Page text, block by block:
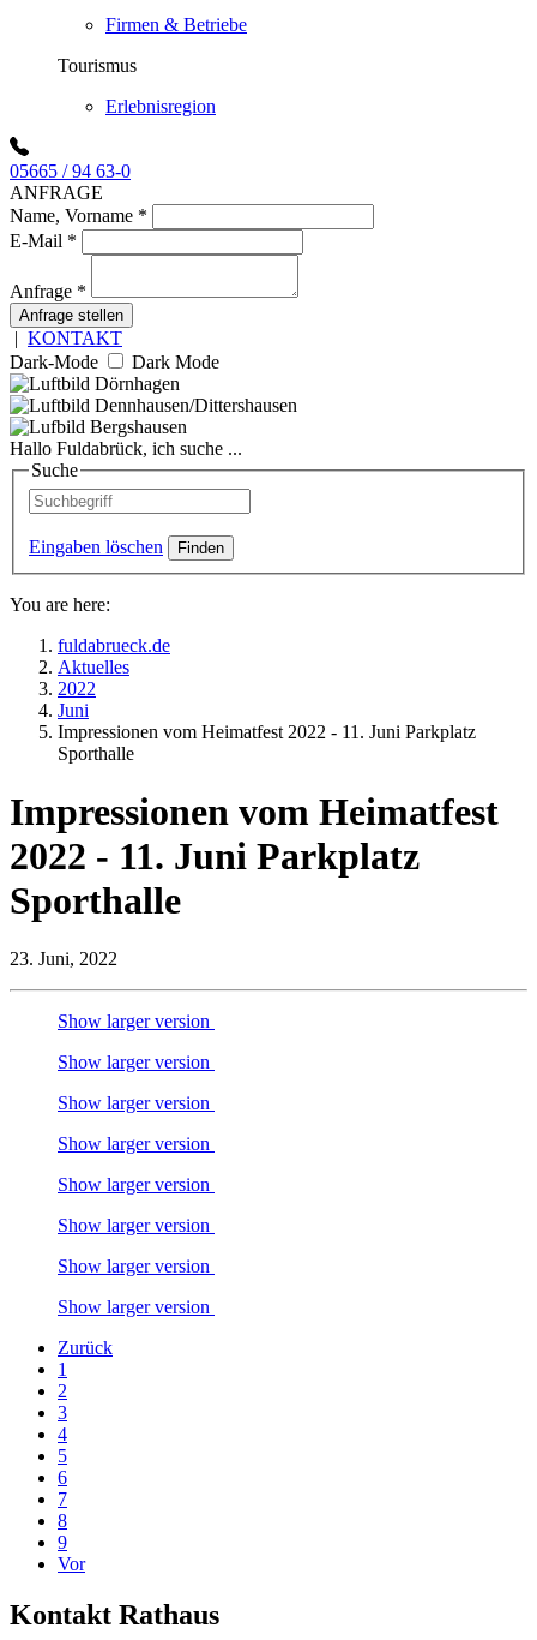
Firmen & Betriebe
Tourismus
Erlebnisregion
05665 / 94 63-0
ANFRAGE
Name, Vorname *
E-Mail *
Anfrage *
Anfrage stellen
| KONTAKT
Dark-Mode
Dark Mode
Hallo Fuldabrück, ich suche ...
Suche
Eingaben löschen
You are here:
fuldabrueck.de
Aktuelles
2022
Juni
Impressionen vom Heimatfest 2022 - 11. Juni Parkplatz
Sporthalle
Impressionen vom Heimatfest
2022 - 11. Juni Parkplatz
Sporthalle
23. Juni, 2022
Show larger version
Show larger version
Show larger version
Show larger version
Show larger version
Show larger version
Show larger version
Show larger version
Zurück
1
2
3
4
5
6
7
8
9
Vor
Kontakt Rathaus